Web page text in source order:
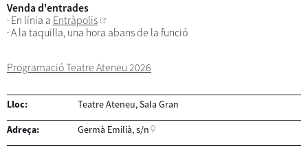
Venda d'entrades
· En línia a Entràpolis
· A la taquilla, una hora abans de la funció
Programació Teatre Ateneu 2026
Lloc: Teatre Ateneu, Sala Gran
Adreça: Germà Emilià, s/n